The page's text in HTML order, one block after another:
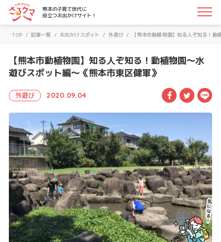
さるクマ-さるこう、熊本-｜熊本の子育て世代に役立つお
熊本の子育て世代に
役立つお出かけサイト！
TOP / 記事一覧 / お出かけスポット / 外遊び / 【熊本市動植物園】知る人ぞ知る！
【熊本市動植物園】知る人ぞ知る！動植物園〜水
遊びスポット編〜《熊本市東区健軍》
外遊び 2020.09.04 Facebook